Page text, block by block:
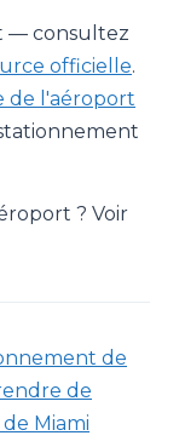
— consultez
officielle.
de l'aéroport
? Voir
de
de
Miami